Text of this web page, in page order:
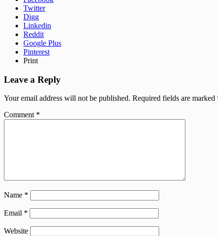
Twitter
Digg
Linkedin
Reddit
Google Plus
Pinterest
Print
Leave a Reply
Your email address will not be published. Required fields are marked
Comment *
Name *
Email *
Website